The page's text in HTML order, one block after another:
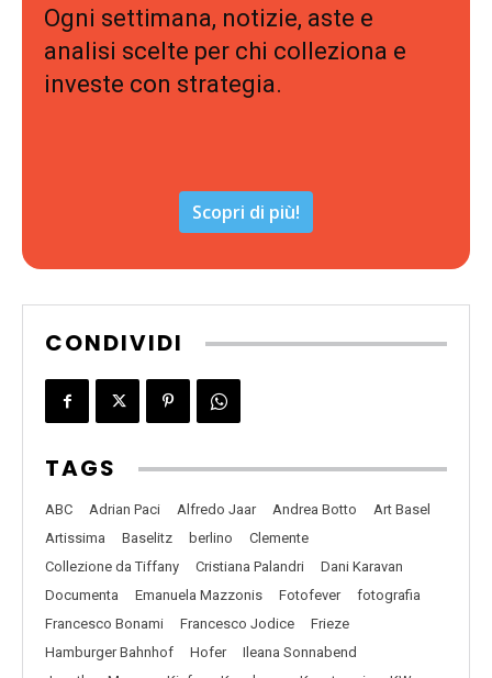
Ogni settimana, notizie, aste e
analisi scelte per chi colleziona e
investe con strategia.
Scopri di più!
CONDIVIDI
TAGS
ABC Adrian Paci Alfredo Jaar Andrea Botto
Art Basel
Artissima
Baselitz berlino
Clemente
Collezione da Tiffany
Cristiana Palandri
Dani Karavan
Documenta
Emanuela Mazzonis Fotofever
fotografia
Francesco Bonami
Francesco Jodice
Frieze
Hamburger Bahnhof
Hofer
Ileana Sonnabend